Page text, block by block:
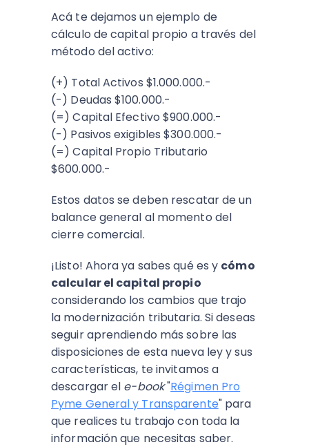
Acá te dejamos un ejemplo de
cálculo de capital propio a través del
método del activo:
(+) Total Activos $1.000.000.-
(-) Deudas $100.000.-
(=) Capital Efectivo $900.000.-
(-) Pasivos exigibles $300.000.-
(=) Capital Propio Tributario
$600.000.-
Estos datos se deben rescatar de un
balance general al momento del
cierre comercial.
¡Listo! Ahora ya sabes qué es y cómo
calcular el capital propio
considerando los cambios que trajo
la modernización tributaria. Si deseas
seguir aprendiendo más sobre las
disposiciones de esta nueva ley y sus
características, te invitamos a
descargar el e-book"Régimen Pro
Pyme General y Transparente" para
que realices tu trabajo con toda la
información que necesitas saber.